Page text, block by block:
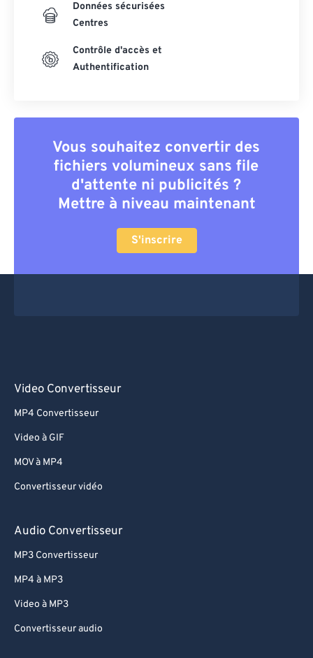
Données sécurisées
Centres
Contrôle d'accès et
Authentification
Vous souhaitez convertir des
fichiers volumineux sans file
d'attente ni publicités ?
Mettre à niveau maintenant
S'inscrire
Video Convertisseur
MP4 Convertisseur
Video à GIF
MOV à MP4
Convertisseur vidéo
Audio Convertisseur
MP3 Convertisseur
MP4 à MP3
Video à MP3
Convertisseur audio